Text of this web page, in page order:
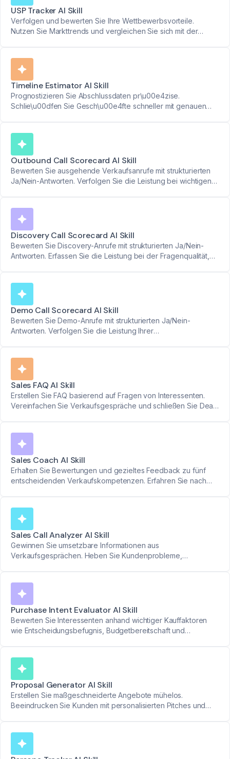
USP Tracker AI Skill
Verfolgen und bewerten Sie Ihre Wettbewerbsvorteile.
Nutzen Sie Markttrends und vergleichen Sie sich mit der
Timeline Estimator AI Skill
Prognostizieren Sie Abschlussdaten pr\u00e4zise.
Schlie\u00dfen Sie Gesch\u00e4fte schneller mit genauen
Outbound Call Scorecard AI Skill
Bewerten Sie ausgehende Verkaufsanrufe mit strukturierten
Ja/Nein-Antworten. Verfolgen Sie die Leistung bei wichtigen
Discovery Call Scorecard AI Skill
Bewerten Sie Discovery-Anrufe mit strukturierten Ja/Nein-
Antworten. Erfassen Sie die Leistung bei der Fragenqualität,
Demo Call Scorecard AI Skill
Bewerten Sie Demo-Anrufe mit strukturierten Ja/Nein-
Antworten. Verfolgen Sie die Leistung Ihrer
Fragen.
Sales FAQ AI Skill
Erstellen Sie FAQ basierend auf Fragen von Interessenten.
Vereinfachen Sie Verkaufsgespräche und schließen Sie Deals
Sales Coach AI Skill
Erhalten Sie Bewertungen und gezieltes Feedback zu fünf
entscheidenden Verkaufskompetenzen. Erfahren Sie nach
Sales Call Analyzer AI Skill
Gewinnen Sie umsetzbare Informationen aus
Verkaufsgesprächen. Heben Sie Kundenprobleme,
Purchase Intent Evaluator AI Skill
Bewerten Sie Interessenten anhand wichtiger Kauffaktoren
wie Entscheidungsbefugnis, Budgetbereitschaft und
Proposal Generator AI Skill
Erstellen Sie maßgeschneiderte Angebote mühelos.
Beeindrucken Sie Kunden mit personalisierten Pitches und